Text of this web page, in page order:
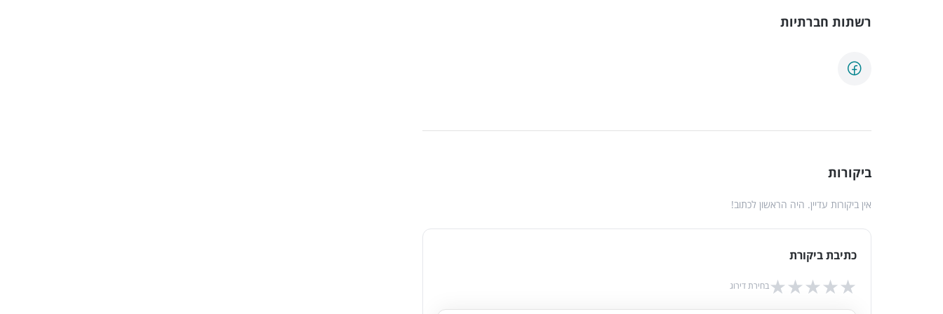
רשתות חברתיות
ביקורות
אין ביקורות עדיין. היה הראשון לכתוב!
כתיבת ביקורת
★★★★★ בחירת דירוג